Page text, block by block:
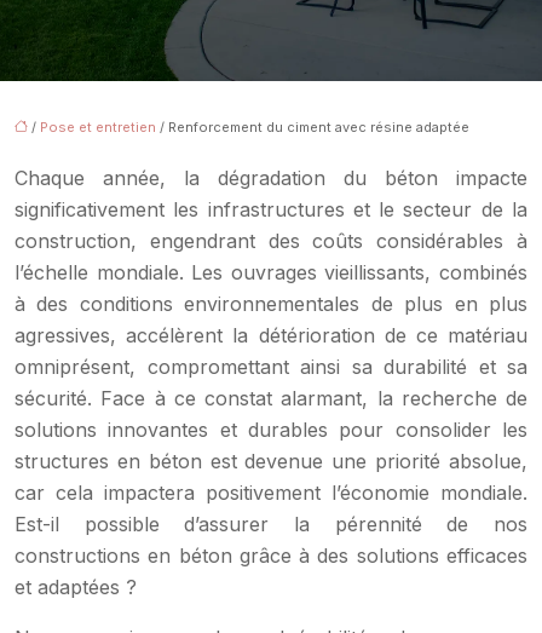
/ Pose et entretien / Renforcement du ciment avec résine adaptée
Chaque année, la dégradation du béton impacte
significativement les infrastructures et le secteur de la
construction, engendrant des coûts considérables à
l’échelle mondiale. Les ouvrages vieillissants, combinés
à des conditions environnementales de plus en plus
agressives, accélèrent la détérioration de ce matériau
omniprésent, compromettant ainsi sa durabilité et sa
sécurité. Face à ce constat alarmant, la recherche de
solutions innovantes et durables pour consolider les
structures en béton est devenue une priorité absolue,
car cela impactera positivement l’économie mondiale.
Est-il possible d’assurer la pérennité de nos
constructions en béton grâce à des solutions efficaces
et adaptées ?